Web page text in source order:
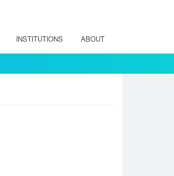
INSTITUTIONS ABOUT